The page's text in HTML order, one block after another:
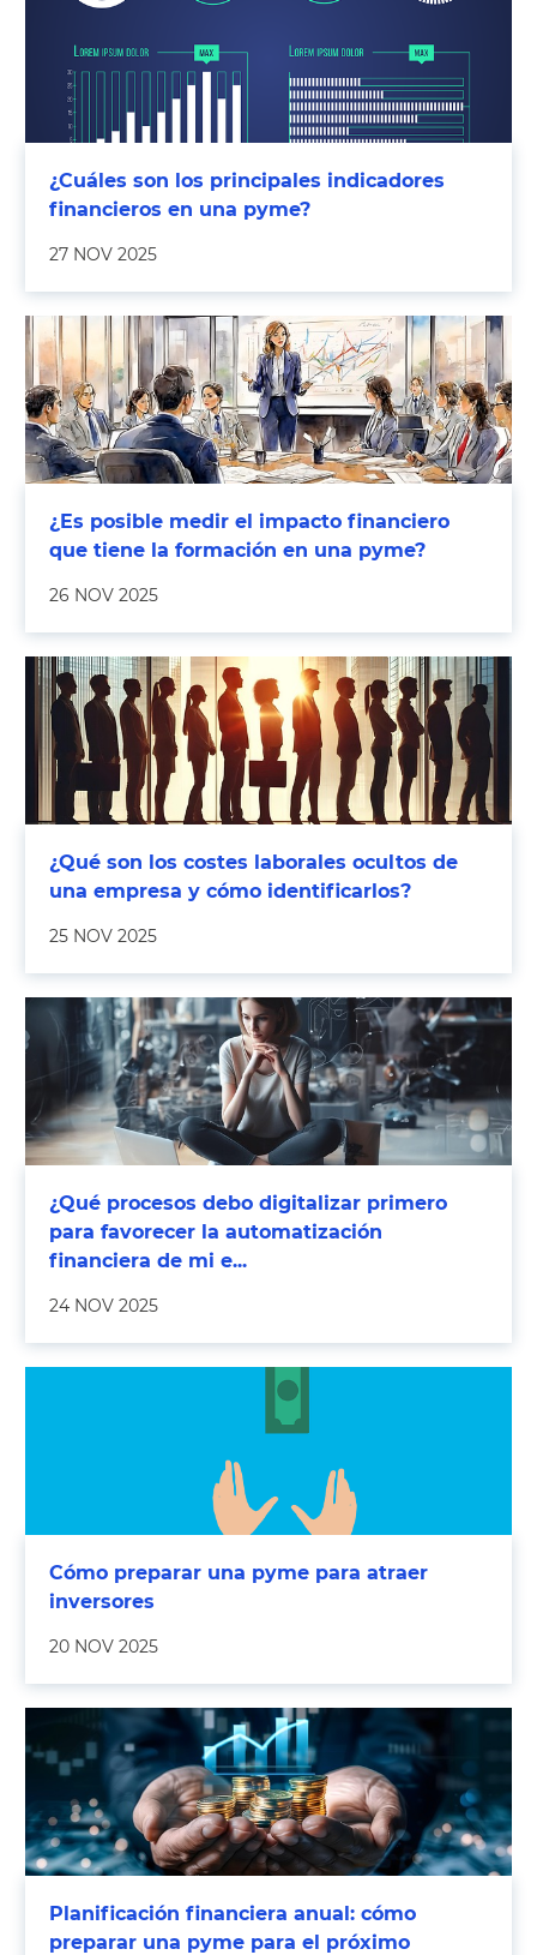
¿Cuáles son los principales indicadores
financieros en una pyme?
27 NOV 2025
¿Es posible medir el impacto financiero
que tiene la formación en una pyme?
26 NOV 2025
¿Qué son los costes laborales ocultos de
una empresa y cómo identificarlos?
25 NOV 2025
¿Qué procesos debo digitalizar primero
para favorecer la automatización
financiera de mi e...
24 NOV 2025
Cómo preparar una pyme para atraer
inversores
20 NOV 2025
Planificación financiera anual: cómo
preparar una pyme para el próximo